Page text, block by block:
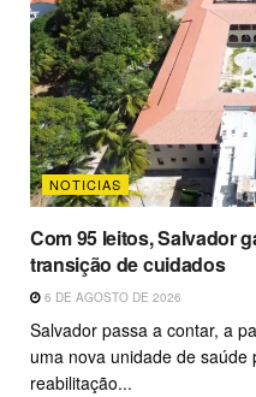
NOTICIAS
Com 95 leitos, Salvador
transição de cuidados
6 DE AGOSTO DE 2026
Salvador passa a contar, a
uma nova unidade de
reabilitação...